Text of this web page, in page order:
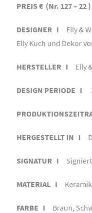
PREIS € (Nr. 127 – 22
DESIGNER I Elly &
Elly Kuch und Dekor
HERSTELLER I Elly
DESIGN PERIODE I
HERGESTELLT IN I
SIGNATUR I Signiert
MATERIAL I
FARBE I Braun,